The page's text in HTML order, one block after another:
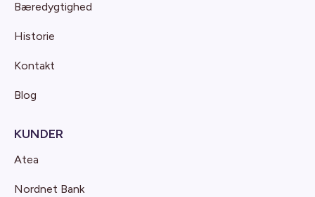
Bæredygtighed
Historie
Kontakt
Blog
KUNDER
Atea
Nordnet Bank